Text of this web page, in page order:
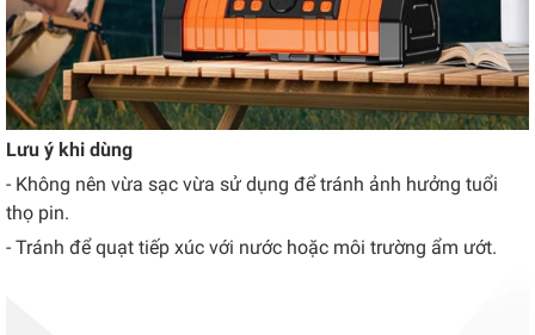
Lưu ý khi dùng
- Không nên vừa sạc vừa sử dụng để tránh ảnh hưởng tuổi
thọ pin.
- Tránh để quạt tiếp xúc với nước hoặc môi trường ẩm ướt.